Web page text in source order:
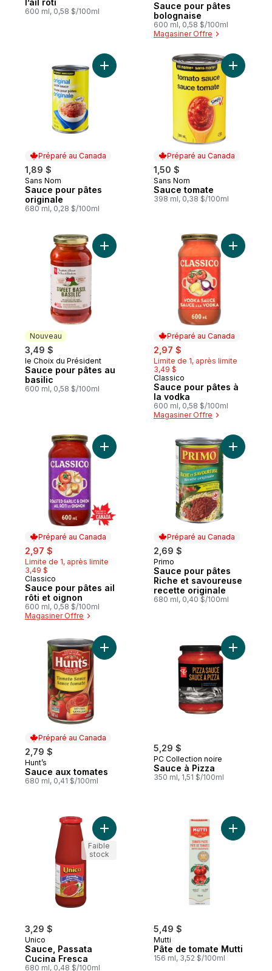
600 ml, 0,58 $/100ml
Sauce pour pâtes
bolognaise
600 ml, 0,58 $/100ml
Magasiner Offre
Préparé au Canada
1,89 $
Préparé au Canada
Sans Nom
Sauce pour pâtes
originale
680 ml, 0,28 $/100ml
Ajouter Sauce pour pâtes originale au
Préparé au Canada
1,50 $
Préparé au Canada
Sans Nom
Sauce tomate
398 ml, 0,38 $/100ml
Nouveau
3,49 $
Nouveau
le Choix du Président
Sauce pour pâtes au
basilic
600 ml, 0,58 $/100ml
Ajouter Sauce pour pâtes au basilic au
Préparé au Canada
sale:
2,97 $
Limite de 1, après limite
3,49 $
Préparé au Canada
Classico
Sauce pour pâtes à
la vodka
600 ml, 0,58 $/100ml
Magasiner Offre
Ajouter
Préparé au Canada
sale:
2,97 $
Limite de 1, après limite
3,49 $
Préparé au Canada
Classico
Sauce pour pâtes ail
rôti et oignon
600 ml, 0,58 $/100ml
Magasiner Offre
Ajouter Sauce pour pâtes ail rôti et
Préparé au Canada
2,69 $
Préparé au Canada
Primo
Sauce pour pâtes
Riche et savoureuse
recette originale
680 ml, 0,40 $/100ml
Ajouter
Préparé au Canada
2,79 $
Préparé au Canada
Hunt’s
Sauce aux tomates
680 ml, 0,41 $/100ml
Ajouter Sauce aux tomates au panier
5,29 $
PC Collection noire
Sauce à Pizza
350 ml, 1,51 $/100ml
Ajouter
3,29 $
Unico
Sauce, Passata
Cucina Fresca
680 ml, 0,48 $/100ml
Ajouter Sauce, Passata Cucina Fresca au
Faible
stock
5,49 $
Mutti
Pâte de tomate Mutti
156 ml, 3,52 $/100ml
Ajouter